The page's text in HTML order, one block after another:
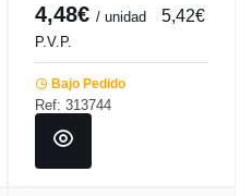
4,48€ / unidad 5,42€
P.V.P.
Bajo Pedido
Ref: 313744